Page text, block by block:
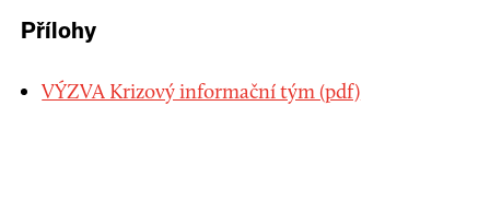
Přílohy
VÝZVA Krizový informační tým (pdf)